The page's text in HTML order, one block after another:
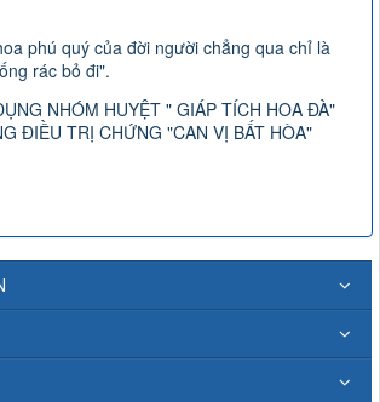
phú quý của đời người chẳng qua chỉ là
rác bỏ đi".
NHÓM HUYỆT " GIÁP TÍCH HOA ĐÀ"
ĐIỀU TRỊ CHỨNG "CAN VỊ BẤT HÒA"